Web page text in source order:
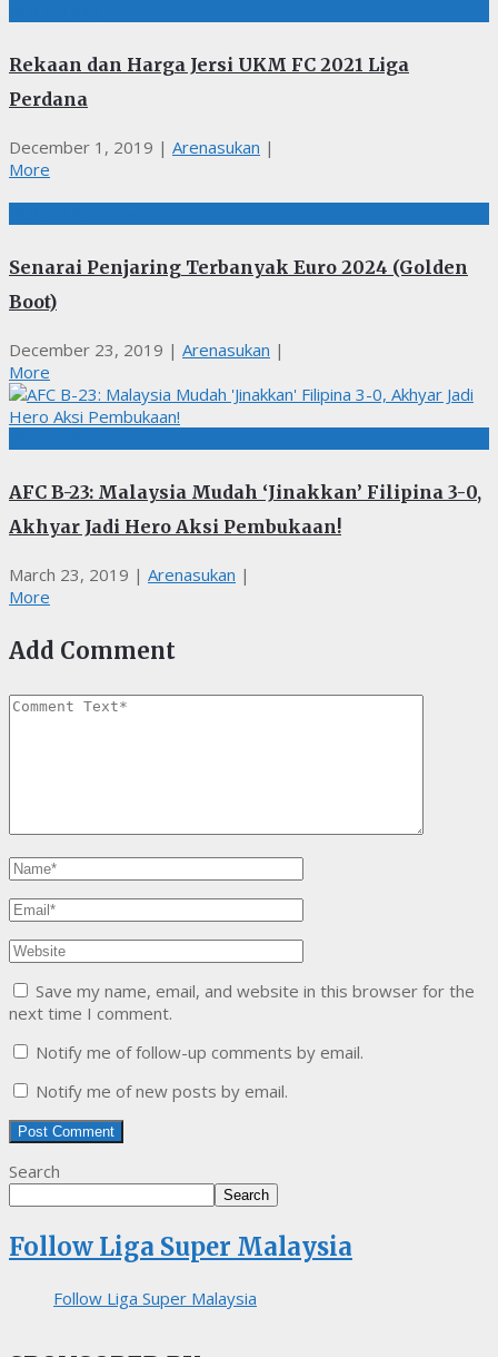
Rekaan dan Harga Jersi UKM FC 2021 Liga
Perdana
December 1, 2019 | Arenasukan |
More
Senarai Penjaring Terbanyak Euro 2024 (Golden
Boot)
December 23, 2019 | Arenasukan |
More
AFC B-23: Malaysia Mudah ‘Jinakkan’ Filipina 3-0,
Akhyar Jadi Hero Aksi Pembukaan!
March 23, 2019 | Arenasukan |
More
Add Comment
Save my name, email, and website in this browser for the
next time I comment.
Notify me of follow-up comments by email.
Notify me of new posts by email.
Search
Search
Follow Liga Super Malaysia
Follow Liga Super Malaysia